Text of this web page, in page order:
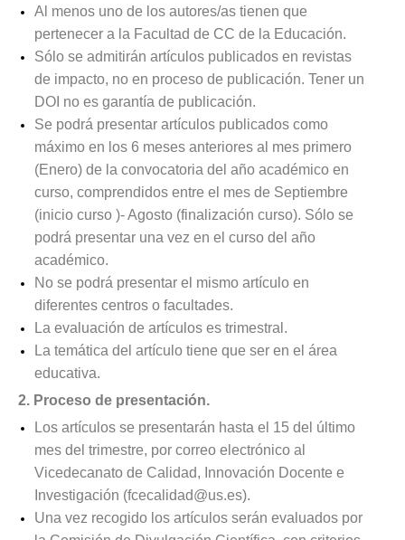
Al menos uno de los autores/as tienen que
pertenecer a la Facultad de CC de la Educación.
Sólo se admitirán artículos publicados en revistas
de impacto, no en proceso de publicación. Tener un
DOI no es garantía de publicación.
Se podrá presentar artículos publicados como
máximo en los 6 meses anteriores al mes primero
(Enero) de la convocatoria del año académico en
curso, comprendidos entre el mes de Septiembre
(inicio curso )- Agosto (finalización curso). Sólo se
podrá presentar una vez en el curso del año
académico.
No se podrá presentar el mismo artículo en
diferentes centros o facultades.
La evaluación de artículos es trimestral.
La temática del artículo tiene que ser en el área
educativa.
2. Proceso de presentación.
Los artículos se presentarán hasta el 15 del último
mes del trimestre, por correo electrónico al
Vicedecanato de Calidad, Innovación Docente e
Investigación (fcecalidad@us.es).
Una vez recogido los artículos serán evaluados por